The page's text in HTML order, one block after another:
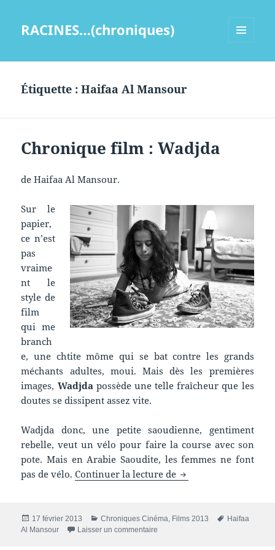
RACINES…(chroniques)
Étiquette :Haifaa Al Mansour
Chronique film : Wadjda
de Haifaa Al Mansour.
Sur le
papier,
ce n’est
pas
vraime
nt le
style de
film
qui me
branch
e, une chtite môme qui se bat contre les grands
méchants adultes, moui. Mais dès les premières
images, Wadjdapossède une telle fraîcheur que les
doutes se dissipent assez vite.
Wadjda donc, une petite saoudienne, gentiment
rebelle, veut un vélo pour faire la course avec son
pote. Mais en Arabie Saoudite, les femmes ne font
pas de vélo.Continuer la lecture de Chronique film :
Publié
le
17 février 2013 Catégories
Chroniques Cinéma, Films 2013
Mots-
Haifaa
Al Mansour
Laisser un commentaire